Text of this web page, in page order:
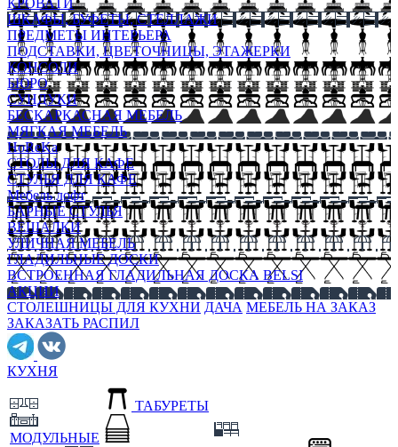
КРОВАТИ
ШКАФЫ, БУФЕТЫ, СТЕЛЛАЖИ
ПРЕДМЕТЫ ИНТЕРЬЕРА
ПОДСТАВКИ, ЦВЕТОЧНИЦЫ, ЭТАЖЕРКИ
КОНСОЛИ
БЮРО
СУНДУКИ
БЕСКАРКАСНАЯ МЕБЕЛЬ
МЯГКАЯ МЕБЕЛЬ
HoReKa
СТОЛЫ ДЛЯ КАФЕ
СТУЛЬЯ ДЛЯ КАФЕ
Мебель лофт
БАРНЫЕ СТУЛЬЯ
ВЕШАЛКИ
УЛИЧНАЯ МЕБЕЛЬ
ГЛАДИЛЬНЫЕ ДОСКИ
ВСТРОЕННАЯ ГЛАДИЛЬНАЯ ДОСКА BELSI
АКЦИИ
СТОЛЕШНИЦЫ ДЛЯ КУХНИ ДАЧА МЕБЕЛЬ НА ЗАКАЗ
ЗАКАЗАТЬ РАСПИЛ
КУХНЯ
МОДУЛЬНЫЕ
ТАБУРЕТЫ